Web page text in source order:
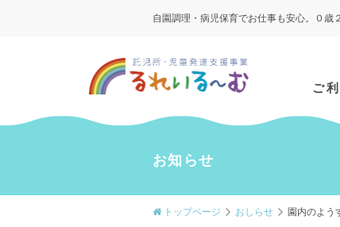
自園調理・病児保育でお仕事も安心。０歳
ご
お知らせ
トップページ おしらせ 園内のよう